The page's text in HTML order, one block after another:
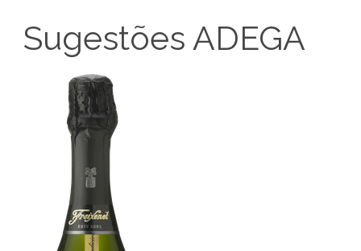
Sugestões ADEGA